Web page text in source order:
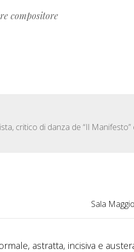
compositore
critico di danza de “Il Manifesto”
Sala
astratta, incisiva e